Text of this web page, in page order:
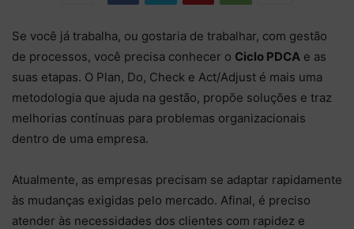
Se você já trabalha, ou gostaria de trabalhar, com gestão
de processos, você precisa conhecer o Ciclo PDCA e as
suas etapas. O Plan, Do, Check e Act/Adjust é mais uma
metodologia que ajuda na gestão, propõe soluções e traz
melhorias contínuas para problemas organizacionais
dentro de uma empresa.
Atualmente, as empresas precisam se adaptar rapidamente
às mudanças exigidas pelo mercado. Afinal, é preciso
atender às necessidades dos clientes com rapidez e